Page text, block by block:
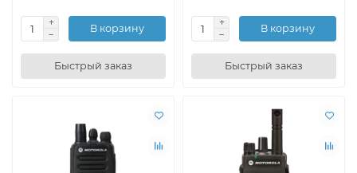
В корзину
Быстрый заказ
В корзину
Быстрый заказ